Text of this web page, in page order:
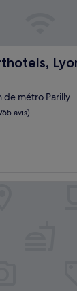
Lyon Rue
de métro Parilly
avis)